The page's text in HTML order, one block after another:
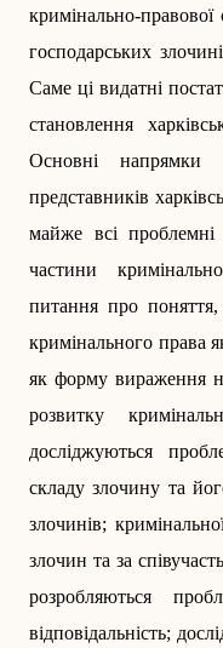
кримінально-
господарських
Саме ці видатні
становлення
Основні напрямки
представників
майже всі проблемні
частини
питання про
кримінального права
як форму вираження
розвитку
досліджуються
складу злочину та
злочинів;
злочин та за
розробляються
відповідальність;